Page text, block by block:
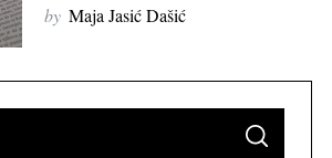
by Maja Jasić Dašić
S